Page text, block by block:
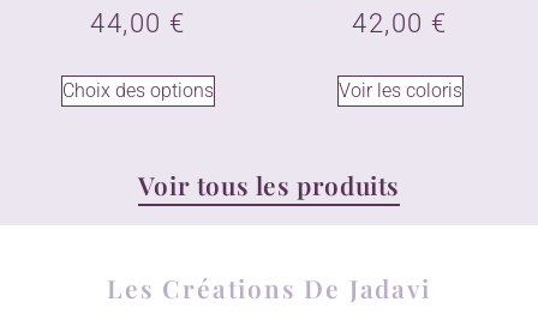
44,00 €
Choix des options
42,00 €
Voir les coloris
Voir tous les produits
Les Créations De Jadavi